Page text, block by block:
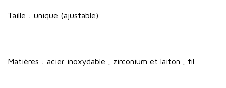
Taille : unique (ajustable)
Matières : acier inoxydable , zirconium et laiton , fil